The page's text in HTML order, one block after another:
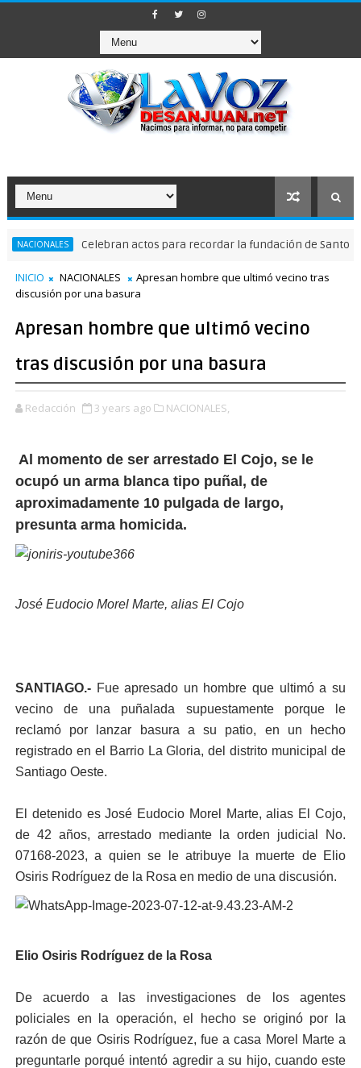
Celebran actos para recordar la fundación de Santo Domingo
INICIO NACIONALES
Apresan hombre que ultimó vecino tras
discusión por una basura
Apresan hombre que ultimó vecino
tras discusión por una basura
Redacción 3 years ago NACIONALES,
Al momento de ser arrestado El Cojo, se le
ocupó un arma blanca tipo puñal, de
aproximadamente 10 pulgada de largo,
presunta arma homicida.
José Eudocio Morel Marte, alias El Cojo
SANTIAGO.- Fue apresado un hombre que ultimó a su
vecino de una puñalada supuestamente porque le
reclamó por lanzar basura a su patio, en un hecho
registrado en el Barrio La Gloria, del distrito municipal de
Santiago Oeste.
El detenido es José Eudocio Morel Marte, alias El Cojo,
de 42 años, arrestado mediante la orden judicial No.
07168-2023, a quien se le atribuye la muerte de Elio
Osiris Rodríguez de la Rosa en medio de una discusión.
Elio Osiris Rodríguez de la Rosa
De acuerdo a las investigaciones de los agentes
policiales en la operación, el hecho se originó por la
razón de que Osiris Rodríguez, fue a casa Morel Marte a
preguntarle porqué intentó agredir a su hijo, cuando este